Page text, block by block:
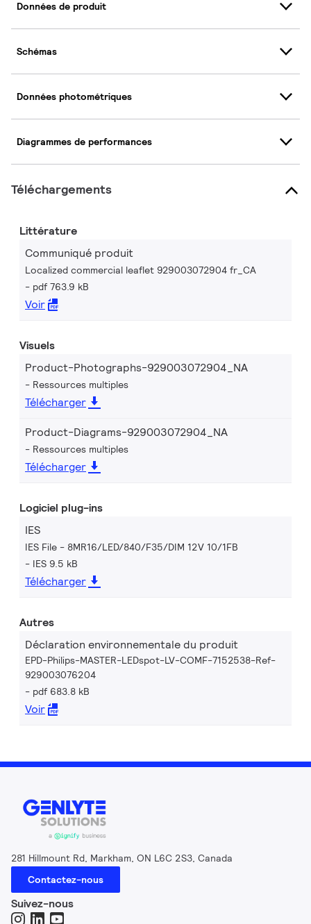
Données de produit
Schémas
Données photométriques
Diagrammes de performances
Téléchargements
Littérature
Communiqué produit
Localized commercial leaflet 929003072904 fr_CA
pdf 763.9 kB
Voir
Visuels
Product-Photographs-929003072904_NA
Ressources multiples
Télécharger
Product-Diagrams-929003072904_NA
Ressources multiples
Télécharger
Logiciel plug-ins
IES
IES File - 8MR16/LED/840/F35/DIM 12V 10/1FB
IES 9.5 kB
Télécharger
Autres
Déclaration environnementale du produit
EPD-Philips-MASTER-LEDspot-LV-COMF-7152538-Ref-
929003076204
pdf 683.8 kB
Voir
281 Hillmount Rd, Markham, ON L6C 2S3, Canada
Contactez-nous
Suivez-nous